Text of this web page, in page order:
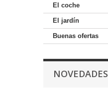
El coche
El jardín
Buenas ofertas
NOVEDADES